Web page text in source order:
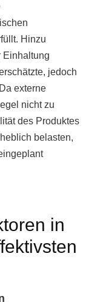
Hinzu
Einhaltung
jedoch
externe
nicht zu
des Produktes
belasten,
in